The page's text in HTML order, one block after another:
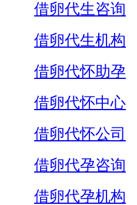
借卵代生咨询
借卵代生机构
借卵代怀助孕
借卵代怀中心
借卵代怀公司
借卵代孕咨询
借卵代孕机构